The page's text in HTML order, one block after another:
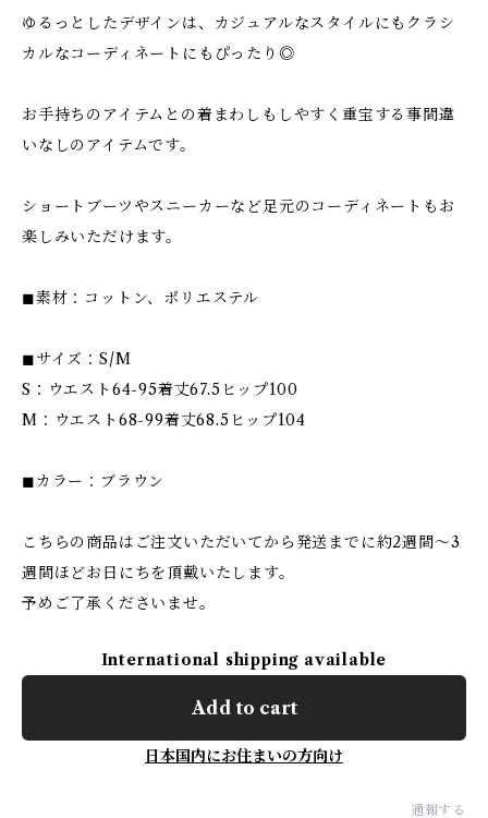
ゆるっとしたデザインは、カジュアルなスタイルにもクラシ
カルなコーディネートにもぴったり◎
お手持ちのアイテムとの着まわしもしやすく重宝する事間違
いなしのアイテムです。
ショートブーツやスニーカーなど足元のコーディネートもお
楽しみいただけます。
◼︎素材：コットン、ポリエステル
◼︎サイズ：S/M
S：ウエスト64-95着丈67.5ヒップ100
M：ウエスト68-99着丈68.5ヒップ104
◼︎カラー：ブラウン
こちらの商品はご注文いただいてから発送までに約2週間〜3
週間ほどお日にちを頂戴いたします。
予めご了承くださいませ。
International shipping available
Add to cart
日本国内にお住まいの方向け
通報する